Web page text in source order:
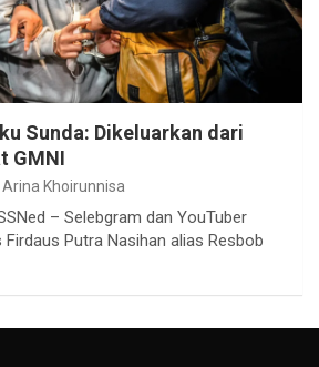
Sunda: Dikeluarkan dari
GMNI
Arina Khoirunnisa
– Selebgram dan YouTuber
Putra Nasihan alias Resbob